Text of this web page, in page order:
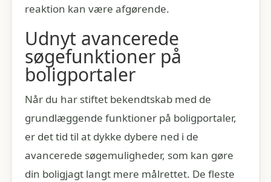
reaktion kan være afgørende.
Udnyt avancerede
søgefunktioner på
boligportaler
Når du har stiftet bekendtskab med de
grundlæggende funktioner på boligportaler,
er det tid til at dykke dybere ned i de
avancerede søgemuligheder, som kan gøre
din boligjagt langt mere målrettet. De fleste